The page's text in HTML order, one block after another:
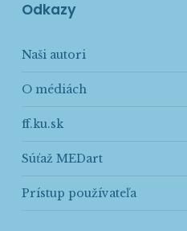
Odkazy
Naši autori
O médiách
ff.ku.sk
Súťaž MEDart
Prístup používateľa